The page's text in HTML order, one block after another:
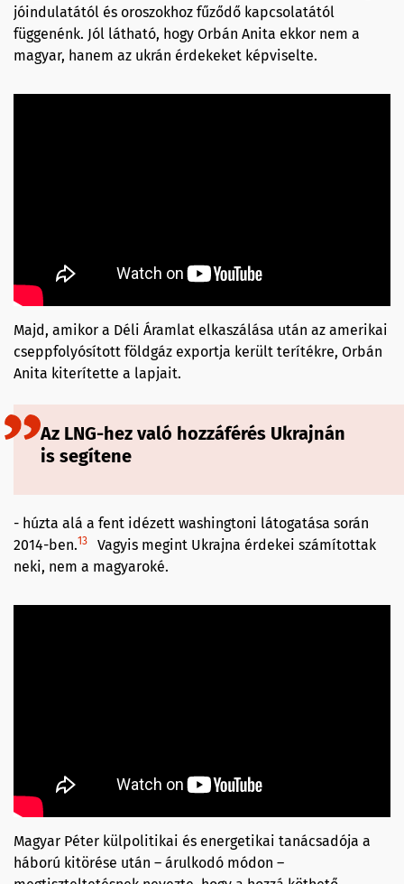
jóindulatától és oroszokhoz fűződő kapcsolatától
függenénk. Jól látható, hogy Orbán Anita ekkor nem a
magyar, hanem az ukrán érdekeket képviselte.
Majd, amikor a Déli Áramlat elkaszálása után az amerikai
cseppfolyósított földgáz exportja került terítékre, Orbán
Anita kiterítette a lapjait.
Az LNG-hez való hozzáférés Ukrajnán
is segítene
- húzta alá a fent idézett washingtoni látogatása során
2014-ben.13
Vagyis megint Ukrajna érdekei számítottak
neki, nem a magyaroké.
Magyar Péter külpolitikai és energetikai tanácsadója a
háború kitörése után – árulkodó módon –